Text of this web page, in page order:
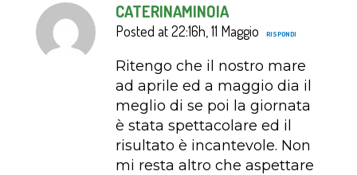
CATERINAMINOIA
Posted at 22:16h, 11 Maggio RISPONDI
Ritengo che il nostro mare
ad aprile ed a maggio dia il
meglio di se poi la giornata
è stata spettacolare ed il
risultato è incantevole. Non
mi resta altro che aspettare